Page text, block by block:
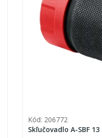
Kód: 206772
Skľučovadlo A-SBF 13